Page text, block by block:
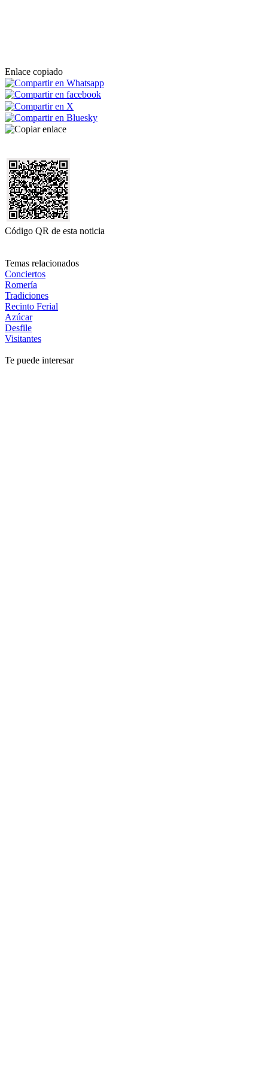
Enlace copiado
Código QR de esta noticia
Temas relacionados
Conciertos
Romería
Tradiciones
Recinto Ferial
Azúcar
Desfile
Visitantes
Te puede interesar